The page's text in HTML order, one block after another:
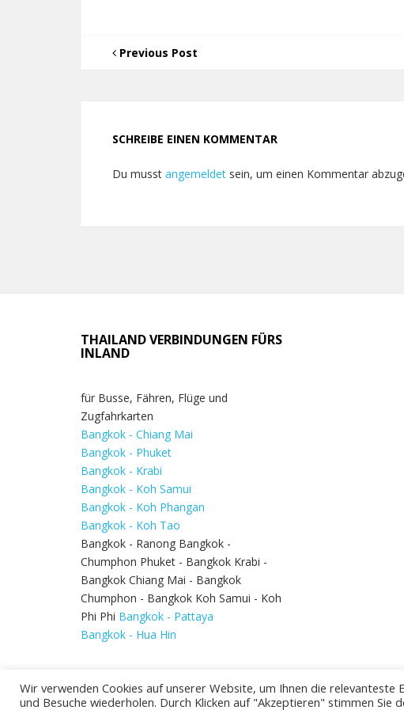
Previous Post
SCHREIBE EINEN KOMMENTAR
Du musst angemeldet sein, um einen Kommentar
THAILAND VERBINDUNGEN FÜRS
INLAND
für Busse, Fähren, Flüge und
Zugfahrkarten
Bangkok - Chiang Mai
Bangkok - Phuket
Bangkok - Krabi
Bangkok - Koh Samui
Bangkok - Koh Phangan
Bangkok - Koh Tao
Bangkok - Ranong Bangkok -
Chumphon Phuket - Bangkok Krabi -
Bangkok Chiang Mai - Bangkok
Chumphon - Bangkok Koh Samui - Koh
Phi Phi Bangkok - Pattaya
Bangkok - Hua Hin
Wir verwenden Cookies auf unserer Website, um Ihnen die
und Besuche wiederholen. Durch Klicken auf "Akzeptieren" stimmen Sie